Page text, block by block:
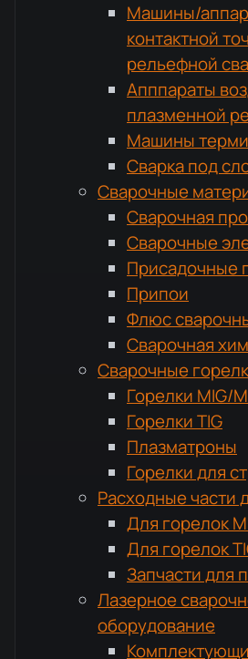
Машины/
контактной
рельефной
Апппараты
плазменной
Машины
Сварка под
Сварочные
Сварочная
Сварочные
Присадочные
Припои
Флюс
Сварочная
Сварочные
Горелки MIG/
Горелки TIG
Плазматроны
Горелки для
Расходные части
Для горелок
Для горелок
Запчасти для
Лазерное
оборудование